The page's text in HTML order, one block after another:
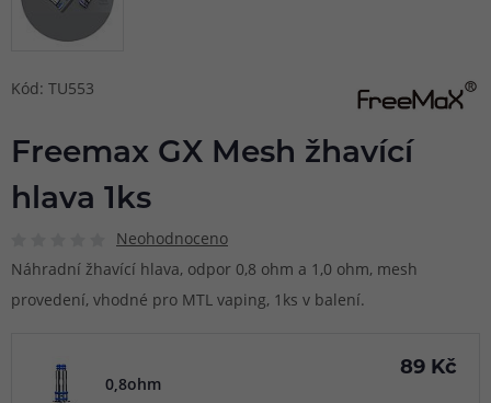
Kód: TU553
Freemax GX Mesh žhavící
hlava 1ks
Neohodnoceno
Náhradní žhavící hlava, odpor 0,8 ohm a 1,0 ohm, mesh
provedení, vhodné pro MTL vaping, 1ks v balení.
0,8ohm
89 Kč